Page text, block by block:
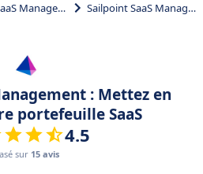
SaaS Management Sailpoint SaaS Management
: Mettez en
portefeuille SaaS
4.5
sur 15 avis